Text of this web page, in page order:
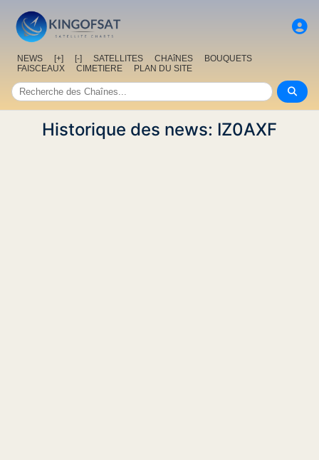
NEWS [+] [-] SATELLITES CHAîNES
BOUQUETS
FAISCEAUX
CIMETIERE PLAN DU SITE
Historique des news: IZ0AXF